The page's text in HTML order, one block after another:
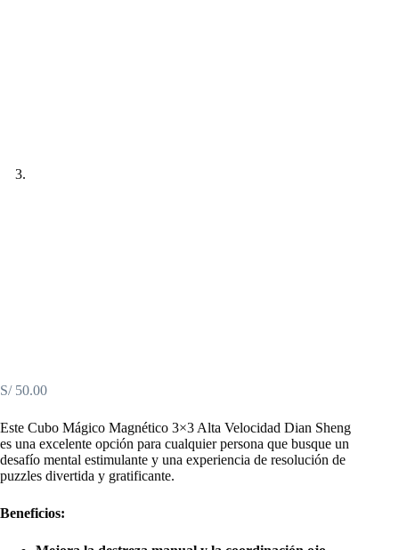
S/50.00
Este Cubo Mágico Magnético 3×3 Alta Velocidad Dian Sheng
es una excelente opción para cualquier persona que busque un
desafío mental estimulante y una experiencia de resolución de
puzzles divertida y gratificante.
Beneficios: